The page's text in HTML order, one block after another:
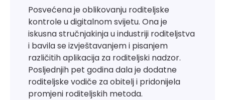
Posvećena je oblikovanju roditeljske
kontrole u digitalnom svijetu. Ona je
iskusna stručnjakinja u industriji roditeljstva
i bavila se izvještavanjem i pisanjem
različitih aplikacija za roditeljski nadzor.
Posljednjih pet godina dala je dodatne
roditeljske vodiče za obitelj i pridonijela
promjeni roditeljskih metoda.